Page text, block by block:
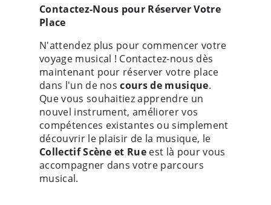
Contactez-Nous pour Réserver Votre
Place
N'attendez plus pour commencer votre
voyage musical ! Contactez-nous dès
maintenant pour réserver votre place
dans l'un de noscours de musique.
Que vous souhaitiez apprendre un
nouvel instrument, améliorer vos
compétences existantes ou simplement
découvrir le plaisir de la musique, le
Collectif Scène et Rue est là pour vous
accompagner dans votre parcours
musical.